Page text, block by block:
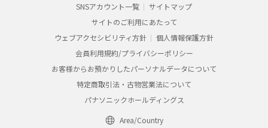
SNSアカウント一覧
サイトマップ
サイトのご利用にあたって
ウェブアクセシビリティ方針
個人情報保護方針
会員利用規約/プライバシーポリシー
お客様からお預かりしたパーソナルデータについて
特定商取引法・古物営業法について
パナソニックホールディングス
Area/Country